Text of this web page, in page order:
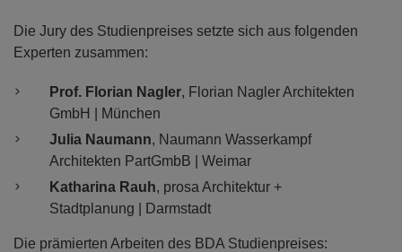
Die Jury des Studienpreises setzte sich aus folgenden
Experten zusammen:
Prof. Florian Nagler, Florian Nagler Architekten
GmbH | München
Julia Naumann, Naumann Wasserkampf
Architekten PartGmbB | Weimar
Katharina Rauh, prosa Architektur +
Stadtplanung | Darmstadt
Die prämierten Arbeiten des BDA Studienpreises: